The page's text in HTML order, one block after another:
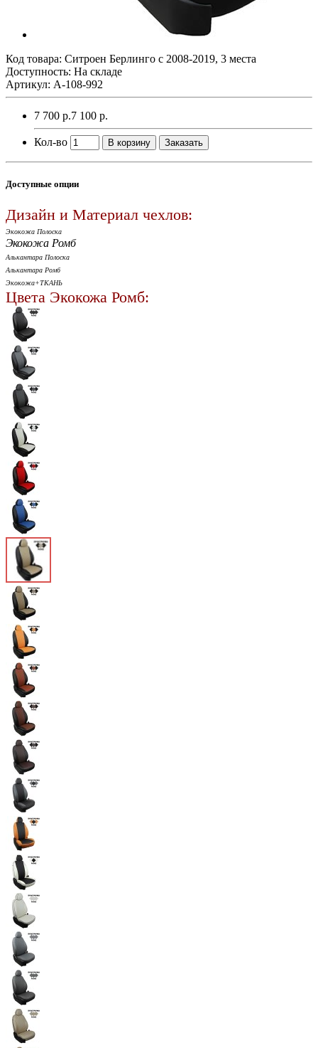
Код товара: Ситроен Берлинго с 2008-2019, 3 места
Доступность: На складе
Артикул: A-108-992
7 700 р.7 100 р.
Кол-во В корзину Заказать
Доступные опции
Дизайн и Материал чехлов:
Экокожа Полоска
Экокожа Ромб
Алькантара Полоска
Алькантара Ромб
Экокожа+ТКАНЬ
Цвета Экокожа Ромб: